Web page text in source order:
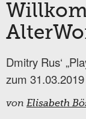
Dmitry Rus‘
zum
von Elisabeth